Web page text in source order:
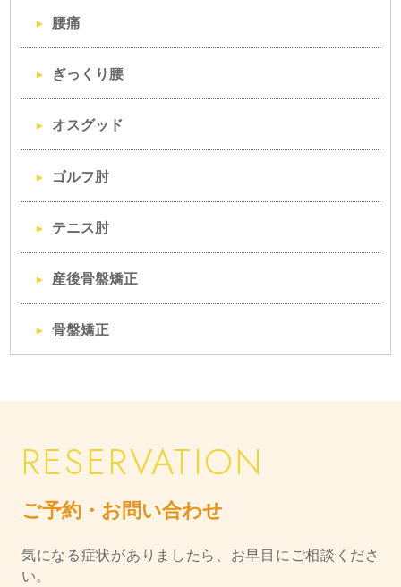
腰痛
ぎっくり腰
オスグッド
ゴルフ肘
テニス肘
産後骨盤矯正
骨盤矯正
ご予約・お問い合わせ
気になる症状がありましたら、お早目にご相談くださ
い。